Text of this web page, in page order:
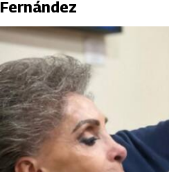
Fernández